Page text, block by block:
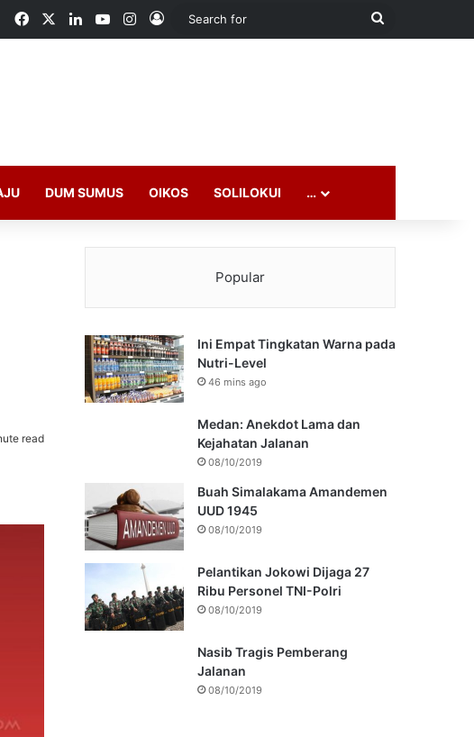
FacebookLinkedInYouTubeInstagram
Log In
Search
DUM SUMUS OIKOS SOLILOKUI …
read
Popular
Ini Empat Tingkatan Warna pada
Nutri-Level
46 mins ago
Medan: Anekdot Lama dan
Kejahatan Jalanan
08/10/2019
Buah Simalakama Amandemen
UUD 1945
08/10/2019
Pelantikan Jokowi Dijaga 27
Ribu Personel TNI-Polri
08/10/2019
Nasib Tragis Pemberang
Jalanan
08/10/2019